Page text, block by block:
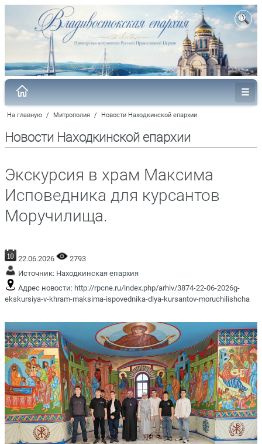
На главную / Митрополия / Новости Находкинской епархии
Новости Находкинской епархии
Экскурсия в храм Максима
Исповедника для курсантов
Моручилища.
22.06.2026
2793
Источник: Находкинская епархия
Адрес новости: http://rpcne.ru/index.php/arhiv/3874-22-06-2026g-
ekskursiya-v-khram-maksima-ispovednika-dlya-kursantov-moruchilishcha